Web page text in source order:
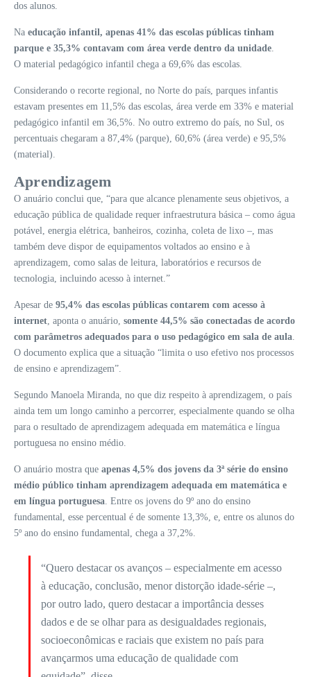
dos alunos.
Na educação infantil, apenas 41% das escolas públicas tinham
parque e 35,3% contavam com área verde dentro da unidade.
O material pedagógico infantil chega a 69,6% das escolas.
Considerando o recorte regional, no Norte do país, parques infantis
estavam presentes em 11,5% das escolas, área verde em 33% e material
pedagógico infantil em 36,5%. No outro extremo do país, no Sul, os
percentuais chegaram a 87,4% (parque), 60,6% (área verde) e 95,5%
(material).
Aprendizagem
O anuário conclui que, “para que alcance plenamente seus objetivos, a
educação pública de qualidade requer infraestrutura básica – como água
potável, energia elétrica, banheiros, cozinha, coleta de lixo –, mas
também deve dispor de equipamentos voltados ao ensino e à
aprendizagem, como salas de leitura, laboratórios e recursos de
tecnologia, incluindo acesso à internet.”
Apesar de 95,4% das escolas públicas contarem com acesso à
internet, aponta o anuário, somente 44,5% são conectadas de acordo
com parâmetros adequados para o uso pedagógico em sala de aula.
O documento explica que a situação “limita o uso efetivo nos processos
de ensino e aprendizagem”.
Segundo Manoela Miranda, no que diz respeito à aprendizagem, o país
ainda tem um longo caminho a percorrer, especialmente quando se olha
para o resultado de aprendizagem adequada em matemática e língua
portuguesa no ensino médio.
O anuário mostra que apenas 4,5% dos jovens da 3ª série do ensino
médio público tinham aprendizagem adequada em matemática e
em língua portuguesa. Entre os jovens do 9º ano do ensino
fundamental, esse percentual é de somente 13,3%, e, entre os alunos do
5º ano do ensino fundamental, chega a 37,2%.
“Quero destacar os avanços – especialmente em acesso
à educação, conclusão, menor distorção idade-série –,
por outro lado, quero destacar a importância desses
dados e de se olhar para as desigualdades regionais,
socioeconômicas e raciais que existem no país para
avançarmos uma educação de qualidade com